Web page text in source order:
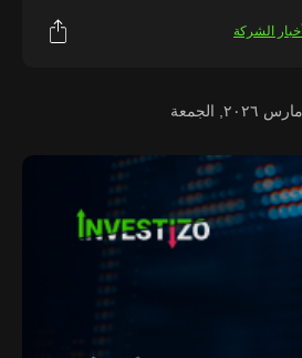
أخبار الشركة